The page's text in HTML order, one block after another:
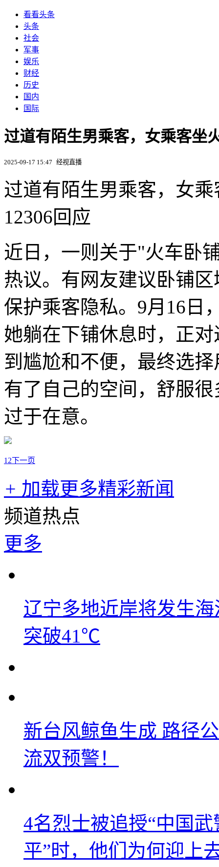
看看头条
头条
社会
军事
娱乐
财经
历史
国内
国际
过道有陌生男乘客，女乘客坐
2025-09-17 15:47 经视直播
过道有陌生男乘客，女
12306回应
近日，一则关于"火车卧
热议。有网友建议卧铺
保护乘客隐私。9月16日
她躺在下铺休息时，正
到尴尬和不便，最终选
有了自己的空间，舒服
过于在意。
1 2下一页
+ 加载更多精彩新闻
频道热点
更多
辽宁多地近岸将发生
突破41℃
新台风鲸鱼生成 路径
流双预警！
4名烈士被追授“中国
平”时，他们为何迎上